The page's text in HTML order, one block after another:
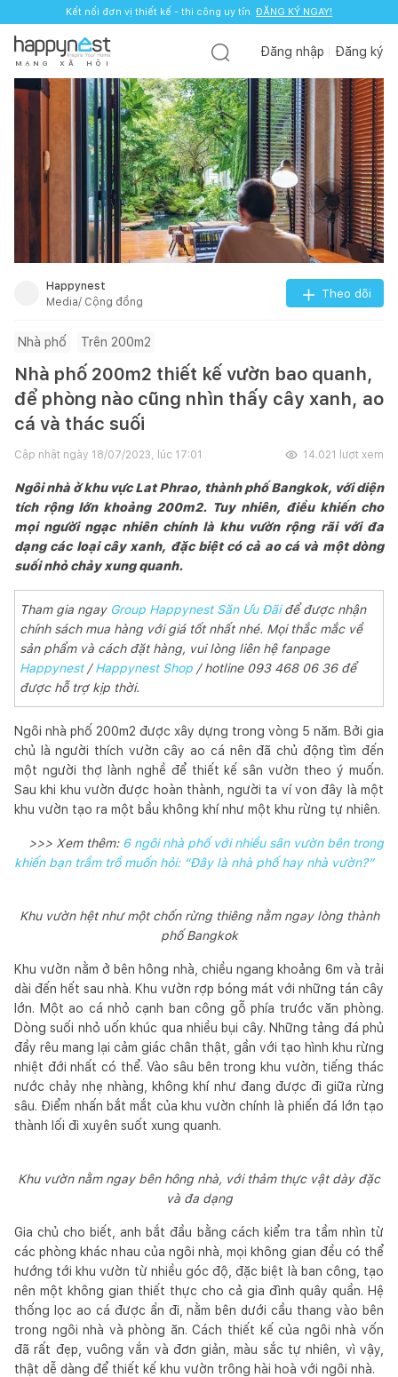
Kết nối đơn vị thiết kế - thi công uy tín. ĐĂNG KÝ NGAY!
M Ạ N G X Ã H Ộ I
Đăng nhập Đăng ký
Happynest
Media/ Cộng đồng
Theo dõi
Nhà phố Trên 200m2
Nhà phố 200m2 thiết kế vườn bao quanh,
để phòng nào cũng nhìn thấy cây xanh, ao
cá và thác suối
Cập nhật ngày 18/07/2023, lúc 17:01 14.021 lượt xem
Ngôi nhà ở khu vực Lat Phrao, thành phố Bangkok, với diện
tích rộng lớn khoảng 200m2. Tuy nhiên, điều khiến cho
mọi người ngạc nhiên chính là khu vườn rộng rãi với đa
dạng các loại cây xanh, đặc biệt có cả ao cá và một dòng
suối nhỏ chảy xung quanh.
Tham gia ngay Group Happynest Săn Ưu Đãiđể được nhận
chính sách mua hàng với giá tốt nhất nhé. Mọi thắc mắc về
sản phẩm và cách đặt hàng, vui lòng liên hệ fanpage
Happynest/Happynest Shop / hotline 093 468 06 36 để
được hỗ trợ kịp thời.
Ngôi nhà phố 200m2 được xây dựng trong vòng 5 năm. Bởi gia
chủ là người thích vườn cây ao cá nên đã chủ động tìm đến
một người thợ lành nghề để thiết kế sân vườn theo ý muốn.
Sau khi khu vườn được hoàn thành, người ta ví von đây là một
khu vườn tạo ra một bầu không khí như một khu rừng tự nhiên.
>>> Xem thêm: 6 ngôi nhà phố với nhiều sân vườn bên trong
khiến bạn trầm trồ muốn hỏi: “Đây là nhà phố hay nhà vườn?”
Khu vườn hệt như một chốn rừng thiêng nằm ngay lòng thành
phố Bangkok
Khu vườn nằm ở bên hông nhà, chiều ngang khoảng 6m và trải
dài đến hết sau nhà. Khu vườn rợp bóng mát với những tán cây
lớn. Một ao cá nhỏ cạnh ban công gỗ phía trước văn phòng.
Dòng suối nhỏ uốn khúc qua nhiều bụi cây. Những tảng đá phủ
đầy rêu mang lại cảm giác chân thật, gần với tạo hình khu rừng
nhiệt đới nhất có thể. Vào sâu bên trong khu vườn, tiếng thác
nước chảy nhẹ nhàng, không khí như đang được đi giữa rừng
sâu. Điểm nhấn bắt mắt của khu vườn chính là phiến đá lớn tạo
thành lối đi xuyên suốt xung quanh.
Khu vườn nằm ngay bên hông nhà, với thảm thực vật dày đặc
và đa dạng
Gia chủ cho biết, anh bắt đầu bằng cách kiểm tra tầm nhìn từ
các phòng khác nhau của ngôi nhà, mọi không gian đều có thể
hướng tới khu vườn từ nhiều góc độ, đặc biệt là ban công, tạo
nên một không gian thiết thực cho cả gia đình quây quần. Hệ
thống lọc ao cá được ẩn đi, nằm bên dưới cầu thang vào bên
trong ngôi nhà và phòng ăn. Cách thiết kế của ngôi nhà vốn
đã rất đẹp, vuông vắn và đơn giản, màu sắc tự nhiên, vì vậy,
thật dễ dàng để thiết kế khu vườn trông hài hoà với ngôi nhà.